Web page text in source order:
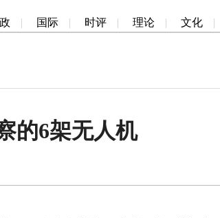
| 国际 | 时评 | 理论 | 文化 |
的6架无人机